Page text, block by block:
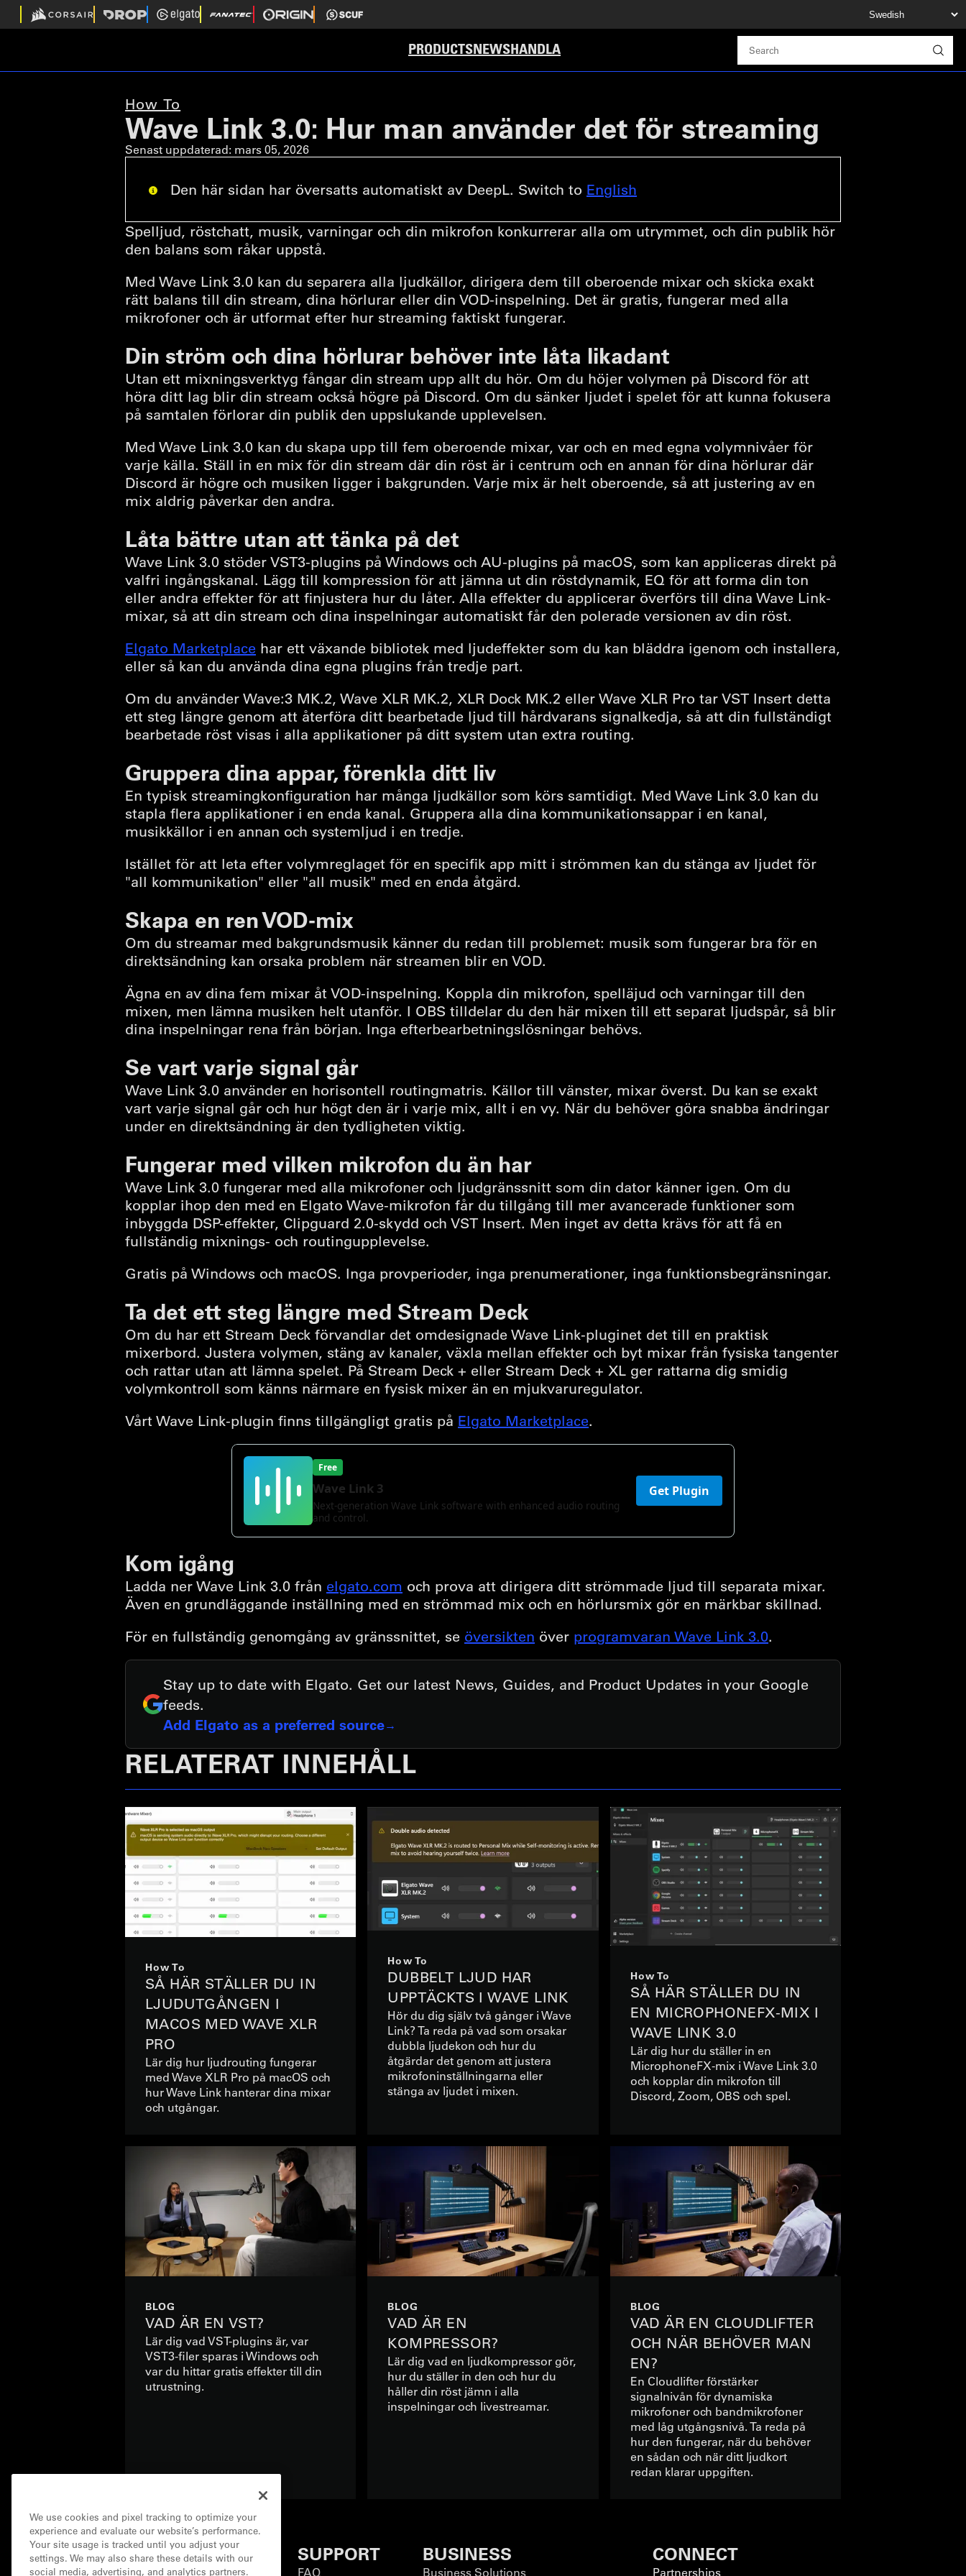
PRODUCTSNEWSHANDLA
How To
Wave Link 3.0: Hur man använder det för streaming
Senast uppdaterad: mars 05, 2026
Den här sidan har översatts automatiskt av DeepL. Switch to English
Spelljud, röstchatt, musik, varningar och din mikrofon konkurrerar alla om utrymmet, och din publik hör
den balans som råkar uppstå.
Med Wave Link 3.0 kan du separera alla ljudkällor, dirigera dem till oberoende mixar och skicka exakt
rätt balans till din stream, dina hörlurar eller din VOD-inspelning. Det är gratis, fungerar med alla
mikrofoner och är utformat efter hur streaming faktiskt fungerar.
Din ström och dina hörlurar behöver inte låta likadant
Utan ett mixningsverktyg fångar din stream upp allt du hör. Om du höjer volymen på Discord för att
höra ditt lag blir din stream också högre på Discord. Om du sänker ljudet i spelet för att kunna fokusera
på samtalen förlorar din publik den uppslukande upplevelsen.
Med Wave Link 3.0 kan du skapa upp till fem oberoende mixar, var och en med egna volymnivåer för
varje källa. Ställ in en mix för din stream där din röst är i centrum och en annan för dina hörlurar där
Discord är högre och musiken ligger i bakgrunden. Varje mix är helt oberoende, så att justering av en
mix aldrig påverkar den andra.
Låta bättre utan att tänka på det
Wave Link 3.0 stöder VST3-plugins på Windows och AU-plugins på macOS, som kan appliceras direkt på
valfri ingångskanal. Lägg till kompression för att jämna ut din röstdynamik, EQ för att forma din ton
eller andra effekter för att finjustera hur du låter. Alla effekter du applicerar överförs till dina Wave Link-
mixar, så att din stream och dina inspelningar automatiskt får den polerade versionen av din röst.
Elgato Marketplace har ett växande bibliotek med ljudeffekter som du kan bläddra igenom och installera,
eller så kan du använda dina egna plugins från tredje part.
Om du använder Wave:3 MK.2, Wave XLR MK.2, XLR Dock MK.2 eller Wave XLR Pro tar VST Insert detta
ett steg längre genom att återföra ditt bearbetade ljud till hårdvarans signalkedja, så att din fullständigt
bearbetade röst visas i alla applikationer på ditt system utan extra routing.
Gruppera dina appar, förenkla ditt liv
En typisk streamingkonfiguration har många ljudkällor som körs samtidigt. Med Wave Link 3.0 kan du
stapla flera applikationer i en enda kanal. Gruppera alla dina kommunikationsappar i en kanal,
musikkällor i en annan och systemljud i en tredje.
Istället för att leta efter volymreglaget för en specifik app mitt i strömmen kan du stänga av ljudet för
"all kommunikation" eller "all musik" med en enda åtgärd.
Skapa en ren VOD-mix
Om du streamar med bakgrundsmusik känner du redan till problemet: musik som fungerar bra för en
direktsändning kan orsaka problem när streamen blir en VOD.
Ägna en av dina fem mixar åt VOD-inspelning. Koppla din mikrofon, spelläjud och varningar till den
mixen, men lämna musiken helt utanför. I OBS tilldelar du den här mixen till ett separat ljudspår, så blir
dina inspelningar rena från början. Inga efterbearbetningslösningar behövs.
Se vart varje signal går
Wave Link 3.0 använder en horisontell routingmatris. Källor till vänster, mixar överst. Du kan se exakt
vart varje signal går och hur högt den är i varje mix, allt i en vy. När du behöver göra snabba ändringar
under en direktsändning är den tydligheten viktig.
Fungerar med vilken mikrofon du än har
Wave Link 3.0 fungerar med alla mikrofoner och ljudgränssnitt som din dator känner igen. Om du
kopplar ihop den med en Elgato Wave-mikrofon får du tillgång till mer avancerade funktioner som
inbyggda DSP-effekter, Clipguard 2.0-skydd och VST Insert. Men inget av detta krävs för att få en
fullständig mixnings- och routingupplevelse.
Gratis på Windows och macOS. Inga provperioder, inga prenumerationer, inga funktionsbegränsningar.
Ta det ett steg längre med Stream Deck
Om du har ett Stream Deck förvandlar det omdesignade Wave Link-pluginet det till en praktisk
mixerbord. Justera volymen, stäng av kanaler, växla mellan effekter och byt mixar från fysiska tangenter
och rattar utan att lämna spelet. På Stream Deck + eller Stream Deck + XL ger rattarna dig smidig
volymkontroll som känns närmare en fysisk mixer än en mjukvaruregulator.
Vårt Wave Link-plugin finns tillgängligt gratis på Elgato Marketplace.
Kom igång
Ladda ner Wave Link 3.0 från elgato.com och prova att dirigera ditt strömmade ljud till separata mixar.
Även en grundläggande inställning med en strömmad mix och en hörlursmix gör en märkbar skillnad.
För en fullständig genomgång av gränssnittet, se översikten över programvaran Wave Link 3.0.
Stay up to date with Elgato. Get our latest News, Guides, and Product Updates in your Google
feeds.
Add Elgato as a preferred source
RELATERAT INNEHÅLL
How To
SÅ HÄR STÄLLER DU IN
LJUDUTGÅNGEN I
MACOS MED WAVE XLR
PRO
Lär dig hur ljudrouting fungerar
med Wave XLR Pro på macOS och
hur Wave Link hanterar dina mixar
och utgångar.
How To
DUBBELT LJUD HAR
UPPTÄCKTS I WAVE LINK
Hör du dig själv två gånger i Wave
Link? Ta reda på vad som orsakar
dubbla ljudekon och hur du
åtgärdar det genom att justera
mikrofoninställningarna eller
stänga av ljudet i mixen.
How To
SÅ HÄR STÄLLER DU IN
EN MICROPHONEFX-MIX I
WAVE LINK 3.0
Lär dig hur du ställer in en
MicrophoneFX-mix i Wave Link 3.0
och kopplar din mikrofon till
Discord, Zoom, OBS och spel.
BLOG
VAD ÄR EN VST?
Lär dig vad VST-plugins är, var
VST3-filer sparas i Windows och
var du hittar gratis effekter till din
utrustning.
BLOG
VAD ÄR EN
KOMPRESSOR?
Lär dig vad en ljudkompressor gör,
hur du ställer in den och hur du
håller din röst jämn i alla
inspelningar och livestreamar.
BLOG
VAD ÄR EN CLOUDLIFTER
OCH NÄR BEHÖVER MAN
EN?
En Cloudlifter förstärker
signalnivån för dynamiska
mikrofoner och bandmikrofoner
med låg utgångsnivå. Ta reda på
hur den fungerar, när du behöver
en sådan och när ditt ljudkort
redan klarar uppgiften.
COMPANY
About
SUPPORT
FAQ
BUSINESS
Business Solutions
CONNECT
Partnerships
We use cookies and pixel tracking to optimize your
experience and evaluate our website’s performance.
Your site usage is tracked until you adjust your
settings. We may also share these details with our
social media, advertising, and analytics partners.